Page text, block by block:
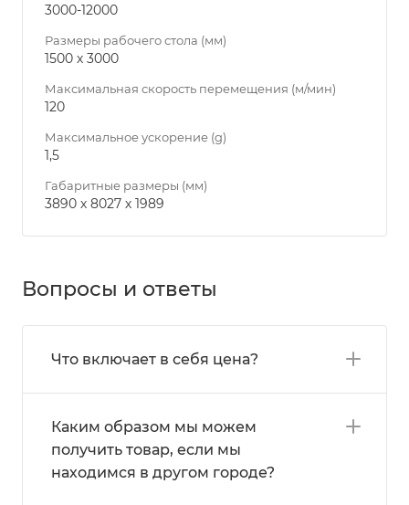
3000-12000
Размеры рабочего стола (мм)
1500 х 3000
Максимальная скорость перемещения (м/мин)
120
Максимальное ускорение (g)
1,5
Габаритные размеры (мм)
3890 х 8027 х 1989
Вопросы и ответы
Что включает в себя цена?
Каким образом мы можем
получить товар, если мы
находимся в другом городе?